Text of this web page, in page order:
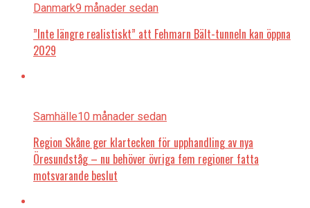
Danmark9 månader sedan
”Inte längre realistiskt” att Fehmarn Bält-tunneln kan öppna
2029
Samhälle10 månader sedan
Region Skåne ger klartecken för upphandling av nya
Öresundståg – nu behöver övriga fem regioner fatta
motsvarande beslut